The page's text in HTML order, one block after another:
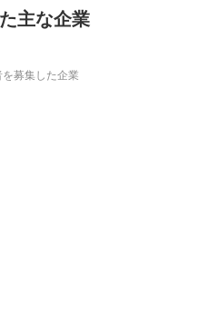
主な企業
募集した企業